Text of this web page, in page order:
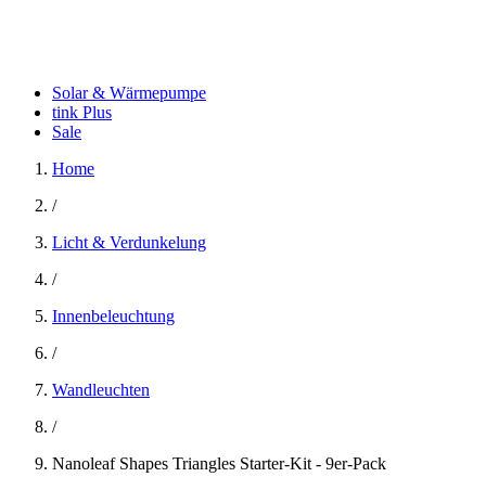
Solar & Wärmepumpe
tink Plus
Sale
Home
/
Licht & Verdunkelung
/
Innenbeleuchtung
/
Wandleuchten
/
Nanoleaf Shapes Triangles Starter-Kit - 9er-Pack